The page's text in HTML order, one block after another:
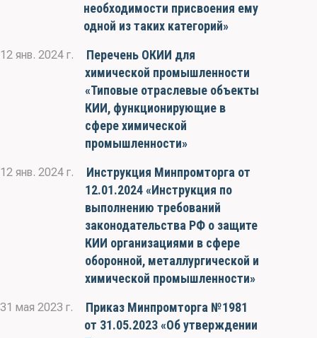
необходимости присвоения ему
одной из таких категорий»
12 янв. 2024 г.
Перечень ОКИИ для
химической промышленности
«Типовые отраслевые объекты
КИИ, функционирующие в
сфере химической
промышленности»
12 янв. 2024 г.
Инструкция Минпромторга от
12.01.2024 «Инструкция по
выполнению требований
законодательства РФ о защите
КИИ организациями в сфере
оборонной, металлургической и
химической промышленности»
31 мая 2023 г.
Приказ Минпромторга №1981
от 31.05.2023 «Об утверждении